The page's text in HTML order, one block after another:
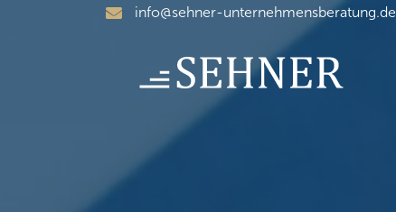
info@sehner-unternehmensberatung.de